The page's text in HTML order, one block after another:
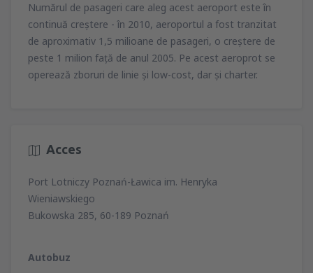
Numărul de pasageri care aleg acest aeroport este în
continuă creştere - în 2010, aeroportul a fost tranzitat
de aproximativ 1,5 milioane de pasageri, o creştere de
peste 1 milion faţă de anul 2005. Pe acest aeroprot se
operează zboruri de linie şi low-cost, dar şi charter.
Acces
Port Lotniczy Poznań-Ławica im. Henryka
Wieniawskiego
Bukowska 285, 60-189 Poznań
Autobuz